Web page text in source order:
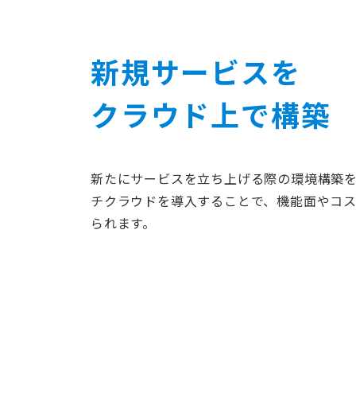
新規サービスを
クラウド上で構築
新たにサービスを立ち上げる際の環境構築
チクラウドを導入することで、機能面やコ
られます。